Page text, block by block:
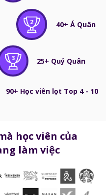
40+ Á Quân
2
25+ Quý Quân
3
90+ Học viên lọt Top 4 - 10
học viên của
làm việc